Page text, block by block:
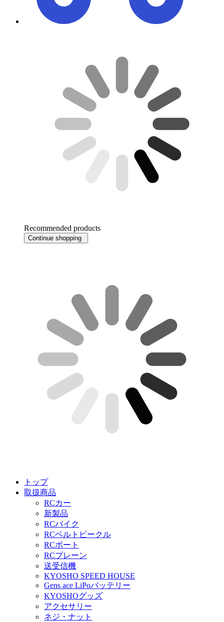
Recommended products
Continue shopping
トップ
取扱商品
RCカー
新製品
RCバイク
RCベルトビークル
RCボート
RCプレーン
送受信機
KYOSHO SPEED HOUSE
Gens ace LiPoバッテリー
KYOSHOグッズ
アクセサリー
ネジ・ナット